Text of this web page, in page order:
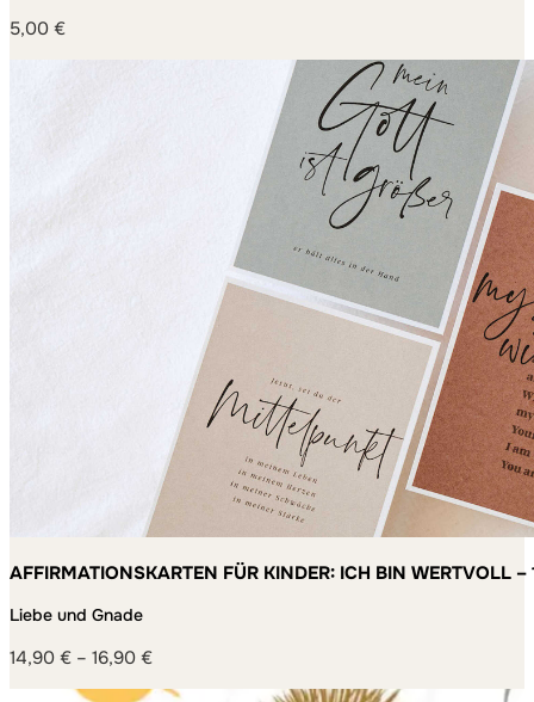
5,00 €
AFFIRMATIONSKARTEN FÜR KINDER: ICH BIN WERTVOLL
Liebe und Gnade
14,90 € – 16,90 €